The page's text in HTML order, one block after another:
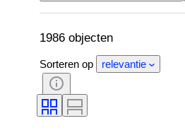
Patroon
Model
1986 objecten
Sorteren op relevantie